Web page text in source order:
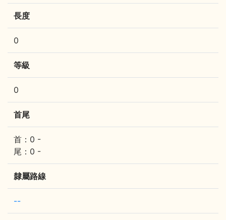
長度
0
等級
0
首尾
首：0 -
尾：0 -
隸屬路線
--